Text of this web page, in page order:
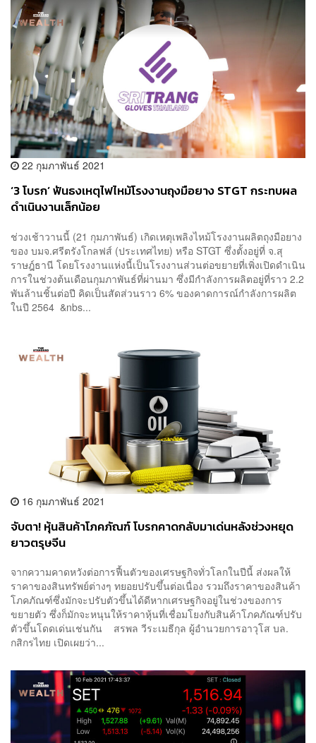
22 กุมภาพันธ์ 2021
‘3 โบรก’ ฟันธงเหตุไฟไหม้โรงงานถุงมือยาง STGT กระทบผล
ดำเนินงานเล็กน้อย
ช่วงเช้าวานนี้ (21 กุมภาพันธ์) เกิดเหตุเพลิงไหม้โรงงานผลิตถุงมือยาง
ของ บมจ.ศรีตรังโกลฟส์ (ประเทศไทย) หรือ STGT ซึ่งตั้งอยู่ที่ จ.สุ
ราษฎ์ธานี โดยโรงงานแห่งนี้เป็นโรงงานส่วนต่อขยายที่เพิ่งเปิดดำเนิน
การในช่วงต้นเดือนกุมภาพันธ์ที่ผ่านมา ซึ่งมีกำลังการผลิตอยู่ที่ราว 2.2
พันล้านชิ้นต่อปี คิดเป็นสัดส่วนราว 6% ของคาดการณ์กำลังการผลิต
ในปี 2564 &nbs...
16 กุมภาพันธ์ 2021
จับตา! หุ้นสินค้าโภคภัณฑ์ โบรกคาดกลับมาเด่นหลังช่วงหยุด
ยาวตรุษจีน
จากความคาดหวังต่อการฟื้นตัวของเศรษฐกิจทั่วโลกในปีนี้ ส่งผลให้
ราคาของสินทรัพย์ต่างๆ ทยอยปรับขึ้นต่อเนื่อง รวมถึงราคาของสินค้า
โภคภัณฑ์ซึ่งมักจะปรับตัวขึ้นได้ดีหากเศรษฐกิจอยู่ในช่วงของการ
ขยายตัว ซึ่งก็มักจะหนุนให้ราคาหุ้นที่เชื่อมโยงกับสินค้าโภคภัณฑ์ปรับ
ตัวขึ้นโดดเด่นเช่นกัน สรพล วีระเมธีกุล ผู้อำนวยการอาวุโส บล.
กสิกรไทย เปิดเผยว่า...